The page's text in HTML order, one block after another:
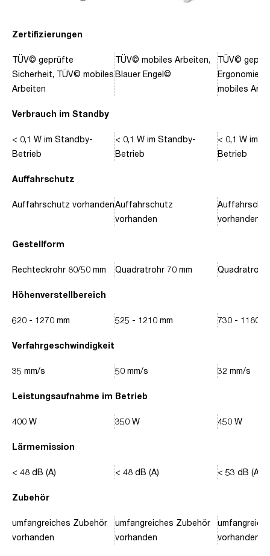
Zertifizierungen
Verbrauch im Standby
Auffahrschutz
Gestellform
Höhenverstellbereich
Verfahrgeschwindigkeit
Leistungsaufnahme im Betrieb
Lärmemission
Zubehör
TÜV© geprüfte
Sicherheit, TÜV© mobiles
Arbeiten
< 0,1 W im Standby-
Betrieb
Auffahrschutz vorhanden
Rechteckrohr 80/50 mm
620 - 1270 mm
35 mm/s
400 W
< 48 dB (A)
umfangreiches Zubehör
vorhanden
TÜV© mobiles Arbeiten,
Blauer Engel©
< 0,1 W im Standby-
Betrieb
Auffahrschutz
vorhanden
Quadratrohr 70 mm
525 - 1210 mm
50 mm/s
350 W
< 48 dB (A)
umfangreiches Zubehör
vorhanden
TÜV©
Ergonomie,
mobiles
< 0,1 W im
Betrieb
vorhanden
Quadratrohr
730 - 1180
32 mm/s
450 W
< 53 dB (A)
vorhanden